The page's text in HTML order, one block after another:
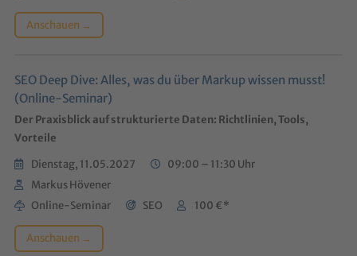
Anschauen →
SEO Deep Dive: Alles, was du über Markup wissen musst!
(Online-Seminar)
Der Praxisblick auf strukturierte Daten: Richtlinien, Tools,
Vorteile
Dienstag, 11.05.2027
09:00 – 11:30 Uhr
Markus Hövener
Online-Seminar
SEO 100 €*
Anschauen →